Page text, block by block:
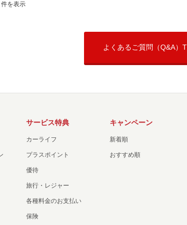
件を表示
よくあるご質問（Q&A）
サービス特典
カーライフ
プラスポイント
優待
旅行・レジャー
各種料金のお支払い
保険
キャンペーン
新着順
おすすめ順